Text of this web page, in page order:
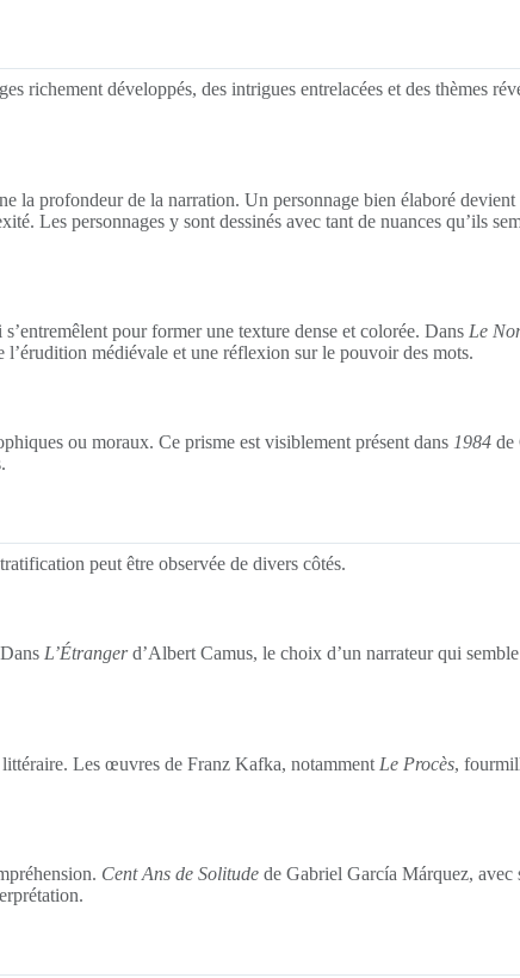
richement développés, des intrigues entrelacées et des thèmes
la profondeur de la narration. Un personnage bien élaboré
Les personnages y sont dessinés avec tant de nuances qu’ils
pour former une texture dense et colorée. Dans Le
l’érudition médiévale et une réflexion sur le pouvoir des mots.
ou moraux. Ce prisme est visiblement présent dans 1984 de
peut être observée de divers côtés.
L’Étrangerd’Albert Camus, le choix d’un narrateur qui
Les œuvres de Franz Kafka, notamment Le Procès,
Cent Ans de Solitude de Gabriel García Márquez, avec